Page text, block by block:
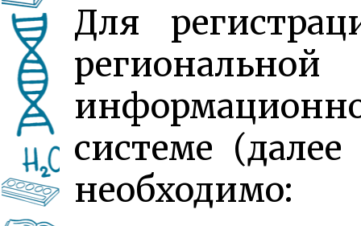
Для
региональной
системе
необходимо: